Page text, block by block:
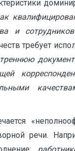
и
требует
речи.